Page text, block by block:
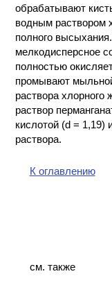
обрабатывают
водным раствором
полного
мелкодисперсное
полностью
промывают
раствора
раствор
кислотой (d = 1,19)
раствора.
К оглавлению
см. также